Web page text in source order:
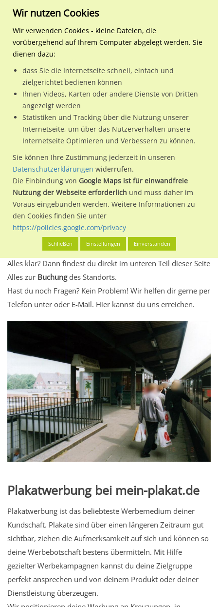
Regionale Plakatwerbung Hamburg
Hamburg, Freie und
S-Bf Stellingen, Bstg.,
Nutze günstige Werbemöglichkeiten am Standort S-Bf
Stellingen, Bstg., Gleis 2, 2. Sto.im Ortsteil Stellingen)
Hamburg, Freie und Hansestadt.
Wir erheben für jede unserer Werbeflächen individuelle und
aktuelleStandortinformationenund Leistungswerte. Damit
kannst du dich schon vor der Buchung im Detail über den
Standort, seine Reichweite und Werbewirkung sowie
eventuelle Beschränkungen in den zugelassenen
Werbeinhalten informieren.
Alles klar? Dann findest du direkt im unteren Teil dieser Seite
Alles zur Buchungdes Standorts.
Hast du noch Fragen? Kein Problem! Wir helfen dir gerne per
Telefon unter oder E-Mail. Hier kannst du uns erreichen.
Plakatwerbung bei mein-plakat.de
Plakatwerbung ist das beliebteste Werbemedium deiner
Kundschaft. Plakate sind über einen längeren Zeitraum gut
sichtbar, ziehen die Aufmerksamkeit auf sich und können so
deine Werbebotschaft bestens übermitteln. Mit Hilfe
gezielter Werbekampagnen kannst du deine Zielgruppe
perfekt ansprechen und von deinem Produkt oder deiner
Dienstleistung überzeugen.
Wir nutzen Cookies
Wir verwenden Cookies - kleine Dateien, die
vorübergehend auf Ihrem Computer abgelegt werden. Sie
dienen dazu:
dass Sie die Internetseite schnell, einfach und
zielgerichtet bedienen können
Ihnen Videos, Karten oder andere Dienste von Dritten
angezeigt werden
Statistiken und Tracking über die Nutzung unserer
Internetseite, um über das Nutzerverhalten unsere
Internetseite Optimieren und Verbessern zu können.
Sie können Ihre Zustimmung jederzeit in unseren
Datenschutzerklärungen widerrufen.
Die Einbindung von Google Maps ist für einwandfreie
Nutzung der Webseite erforderlich und muss daher im
Voraus eingebunden werden. Weitere Informationen zu
den Cookies finden Sie unter
https://policies.google.com/privacy
Schließen Einstellungen Einverstanden